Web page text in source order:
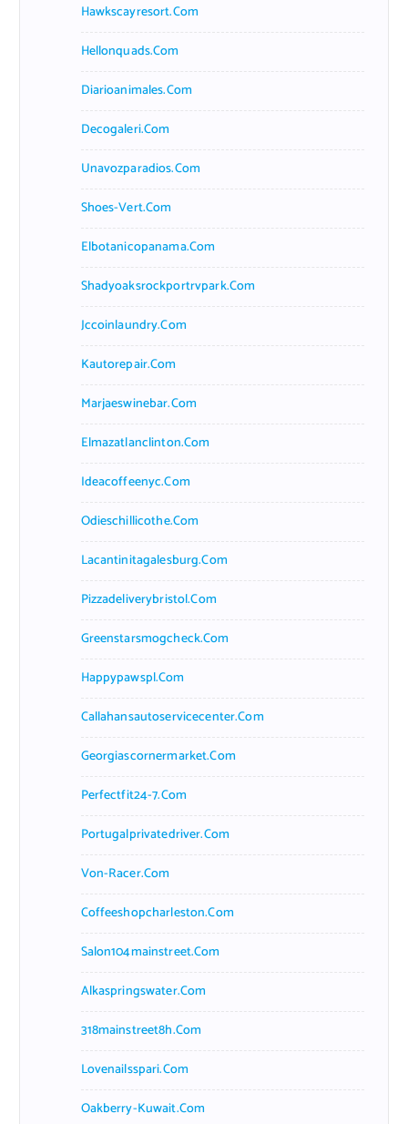
Hawkscayresort.com
Hellonquads.com
Diarioanimales.com
Decogaleri.com
Unavozparadios.com
Shoes-Vert.com
Elbotanicopanama.com
Shadyoaksrockportrvpark.com
Jccoinlaundry.com
Kautorepair.com
Marjaeswinebar.com
Elmazatlanclinton.com
Ideacoffeenyc.com
Odieschillicothe.com
Lacantinitagalesburg.com
Pizzadeliverybristol.com
Greenstarsmogcheck.com
Happypawspl.com
Callahansautoservicecenter.com
Georgiascornermarket.com
Perfectfit24-7.com
Portugalprivatedriver.com
Von-Racer.com
Coffeeshopcharleston.com
Salon104mainstreet.com
Alkaspringswater.com
318mainstreet8h.com
Lovenailsspari.com
Oakberry-Kuwait.com